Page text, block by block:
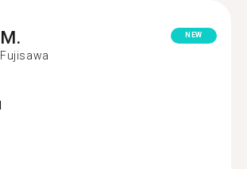
M.
Fujisawa
NEW